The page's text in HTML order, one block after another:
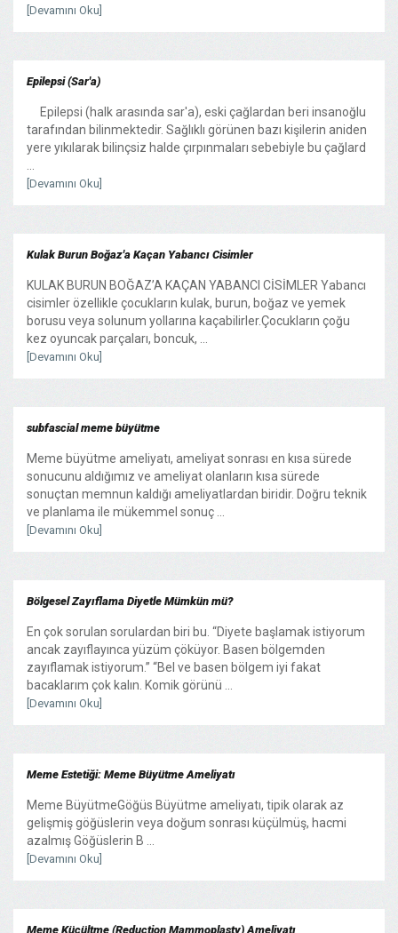
[Devamını Oku]
Epilepsi (Sar'a)
Epilepsi (halk arasında sar'a), eski çağlardan beri insanoğlu
tarafından bilinmektedir. Sağlıklı görünen bazı kişilerin aniden
yere yıkılarak bilinçsiz halde çırpınmaları sebebiyle bu çağlard
[Devamını Oku]
Kulak Burun Boğaz'a Kaçan Yabancı Cisimler
KULAK BURUN BOĞAZ’A KAÇAN YABANCI CİSİMLER Yabancı
cisimler özellikle çocukların kulak, burun, boğaz ve yemek
borusu veya solunum yollarına kaçabilirler.Çocukların çoğu
kez oyuncak parçaları, boncuk, ...
[Devamını Oku]
subfascial meme büyütme
Meme büyütme ameliyatı, ameliyat sonrası en kısa sürede
sonucunu aldığımız ve ameliyat olanların kısa sürede
sonuçtan memnun kaldığı ameliyatlardan biridir. Doğru teknik
ve planlama ile mükemmel sonuç ...
[Devamını Oku]
Bölgesel Zayıflama Diyetle Mümkün mü?
En çok sorulan sorulardan biri bu. “Diyete başlamak istiyorum
ancak zayıflayınca yüzüm çöküyor. Basen bölgemden
zayıflamak istiyorum.” “Bel ve basen bölgem iyi fakat
bacaklarım çok kalın. Komik görünü ...
[Devamını Oku]
Meme Estetiği: Meme Büyütme Ameliyatı
Meme BüyütmeGöğüs Büyütme ameliyatı, tipik olarak az
gelişmiş göğüslerin veya doğum sonrası küçülmüş, hacmi
azalmış Göğüslerin B ...
[Devamını Oku]
Meme Küçültme (Reduction Mammoplasty) Ameliyatı